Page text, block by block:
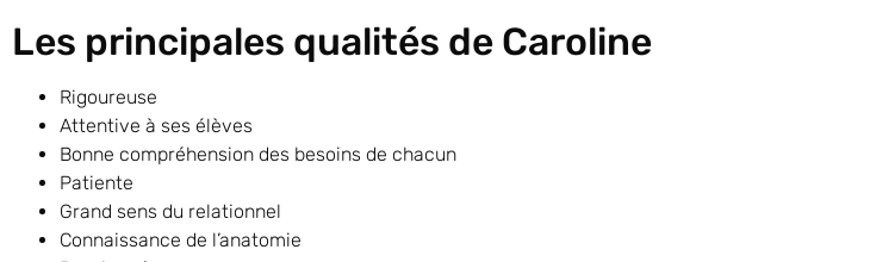
Les principales qualités de Caroline
Rigoureuse
Attentive à ses élèves
Bonne compréhension des besoins de chacun
Patiente
Grand sens du relationnel
Connaissance de l’anatomie